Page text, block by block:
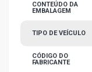
CONTEÚDO DA
EMBALAGEM
TIPO DE VEÍCULO
CÓDIGO DO
FABRICANTE